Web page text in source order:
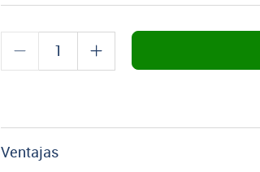
Ventajas